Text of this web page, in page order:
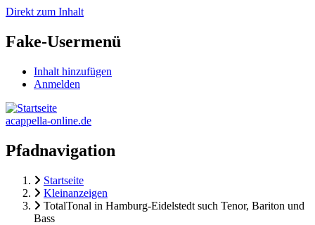
Direkt zum Inhalt
Fake-Usermenü
Inhalt hinzufügen
Anmelden
acappella-online.de
Pfadnavigation
Startseite
Kleinanzeigen
TotalTonal in Hamburg-Eidelstedt such Tenor, Bariton und
Bass